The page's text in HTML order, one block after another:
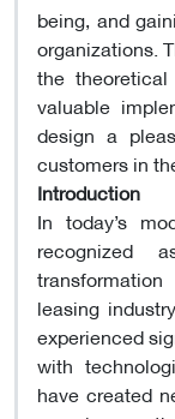
being, and
organizations.
the
valuable
design a
customers in
Introduction
In today’s
recognized
leasing
experienced
with
have created